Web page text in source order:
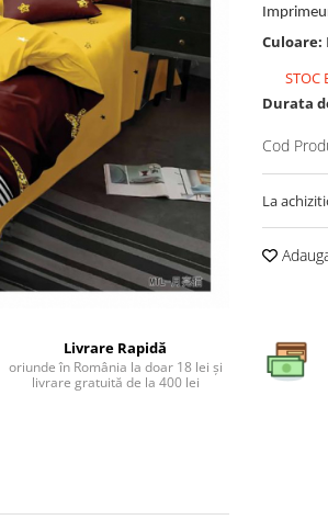
Culoare:
STOC
Durata
Cod
La
Livrare Rapidă
oriunde în România la doar 18 lei și
livrare gratuită de la 400 lei